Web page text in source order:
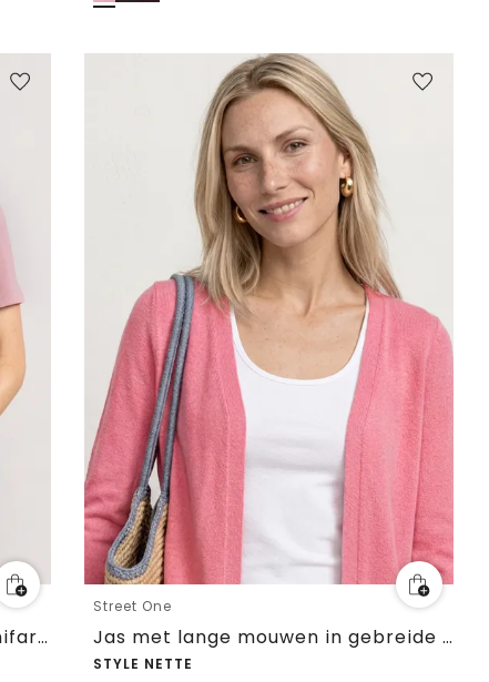
Basic Shirt met ronde hals in Unifarbe
Street One
Jas met lange mouwen in gebreide look
STYLE NETTE